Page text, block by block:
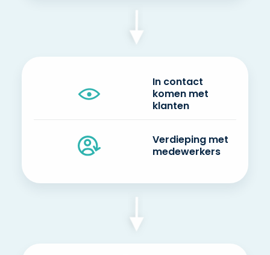
In contact
komen met
klanten
Verdieping met
medewerkers